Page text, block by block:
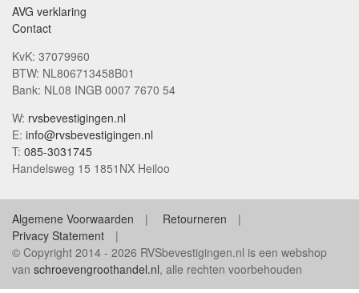
AVG verklaring
Contact
KvK: 37079960
BTW: NL806713458B01
Bank: NL08 INGB 0007 7670 54
W: rvsbevestigingen.nl
E: info@rvsbevestigingen.nl
T: 085-3031745
Handelsweg 15 1851NX Heiloo
Algemene Voorwaarden
Retourneren
Privacy Statement
© Copyright 2014 - 2026 RVSbevestigingen.nl is een webshop
van schroevengroothandel.nl, alle rechten voorbehouden